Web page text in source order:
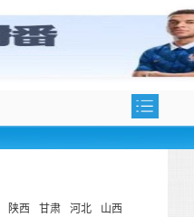
陕西 甘肃 河北
山西